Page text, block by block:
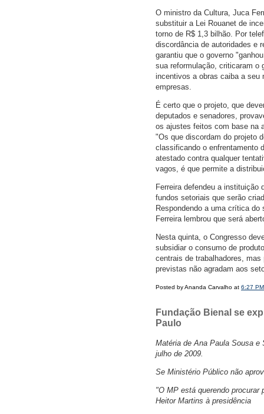
O ministro da Cultura, Juca
substituir a Lei Rouanet de
torno de R$ 1,3 bilhão. Por
discordância de autoridades e
garantiu que o governo
sua reformulação, criticaram o
incentivos a obras caiba a seu
empresas.
É certo que o projeto, que
deputados e senadores,
os ajustes feitos com base na
"Os que discordam do projeto
classificando o enfrentamento
atestado contra qualquer
vagos, é que permite a
Ferreira defendeu a instituição
fundos setoriais que serão
Respondendo a uma crítica
Ferreira lembrou que será
Nesta quinta, o Congresso
subsidiar o consumo de
centrais de trabalhadores,
previstas não agradam aos
Posted by Ananda Carvalho at 6:27 PM
Fundação Bienal se
Paulo
Matéria de Ana Paula Sousa
julho de 2009.
Se Ministério Público não
"O MP está querendo
Heitor Martins à presidência